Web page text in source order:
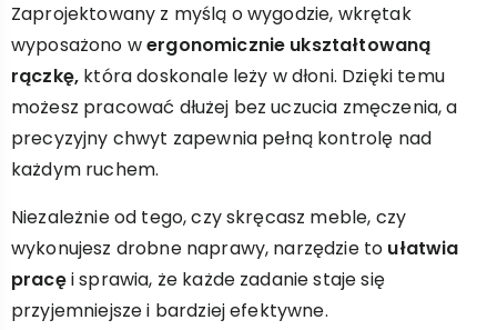
Zaprojektowany z myślą o wygodzie, wkrętak
wyposażono wergonomicznie ukształtowaną
rączkę, która doskonale leży w dłoni. Dzięki temu
możesz pracować dłużej bez uczucia zmęczenia, a
precyzyjny chwyt zapewnia pełną kontrolę nad
każdym ruchem.
Niezależnie od tego, czy skręcasz meble, czy
wykonujesz drobne naprawy, narzędzie to ułatwia
pracęi sprawia, że każde zadanie staje się
przyjemniejsze i bardziej efektywne.